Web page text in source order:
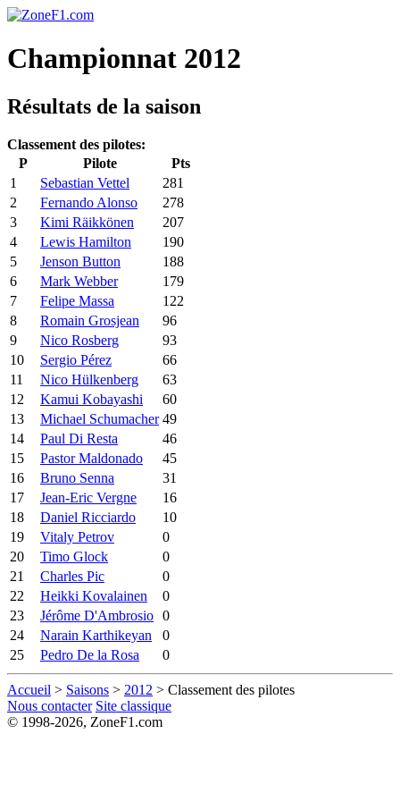
Championnat 2012
Résultats de la saison
Classement des pilotes:
P
Pilote
Pts
1
Sebastian Vettel
281
2
Fernando Alonso
278
3
Kimi Räikkönen
207
4
Lewis Hamilton
190
5
Jenson Button
188
6
Mark Webber
179
7
Felipe Massa
122
8
Romain Grosjean
96
9
Nico Rosberg
93
10
Sergio Pérez
66
11
Nico Hülkenberg
63
12
Kamui Kobayashi
60
13
Michael Schumacher 49
14
Paul Di Resta
46
15
Pastor Maldonado
45
16
Bruno Senna
31
17
Jean-Eric Vergne
16
18
Daniel Ricciardo
10
19
Vitaly Petrov
0
20
Timo Glock
0
21
Charles Pic
0
22
Heikki Kovalainen
0
23
Jérôme D'Ambrosio 0
24
Narain Karthikeyan
0
25
Pedro De la Rosa 0
Accueil > Saisons > 2012 > Classement des pilotes
Nous contacter Site classique
© 1998-2026, ZoneF1.com